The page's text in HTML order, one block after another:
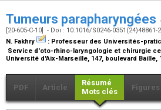
Tumeurs parapharyngées
[20-605-C-10] - Doi : 10.1016/S0246-0351(24)48861-2
N. Fakhry
: Professeur des Universités-
Service d'oto-rhino-laryngologie et chirurgie
Université d'Aix-Marseille, 147, boulevard Baille,
PDF Article
Résumé
Mots clés
Figures